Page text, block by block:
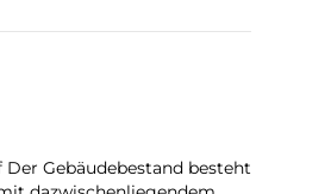
Gebäudebestand besteht